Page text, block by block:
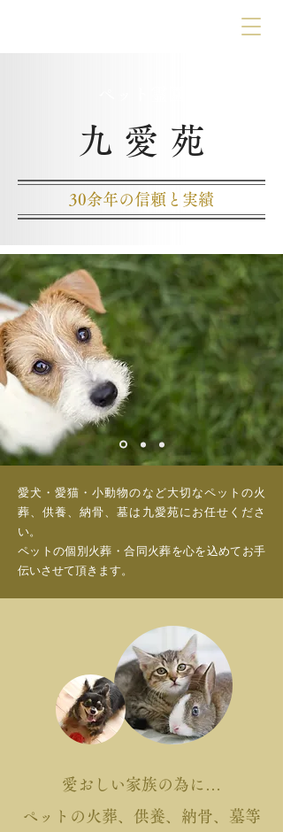
九愛 苑
30余年の信頼と実績
愛犬・愛猫・小動物のなど大切なペットの火
葬、供養、納骨、墓は九愛苑にお任せくださ
い。
ペットの個別火葬・合同火葬を心を込めてお手
伝いさせて頂きます。
愛おしい家族の為に…
ペットの火葬、供養、納骨、墓等